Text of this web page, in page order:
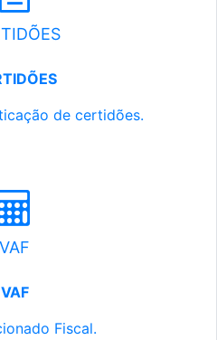
de certidões.
VAF
VAF
Fiscal.